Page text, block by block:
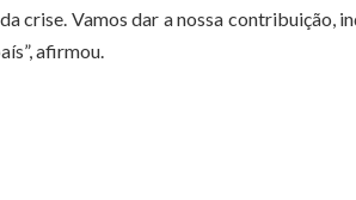
crise. Vamos dar a nossa contribuição,
afirmou.